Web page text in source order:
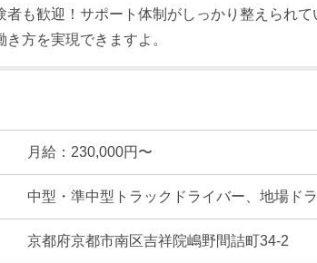
者も歓迎！サポート体制がしっかり整えられ
き方を実現できますよ。
月給：230,000円〜
中型・準中型トラックドライバー、地場ド
京都府京都市南区吉祥院嶋野間詰町34-2